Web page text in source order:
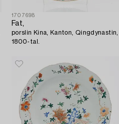
1707698
Fat,
porslin Kina, Kanton, Qingdynastin,
1800-tal.